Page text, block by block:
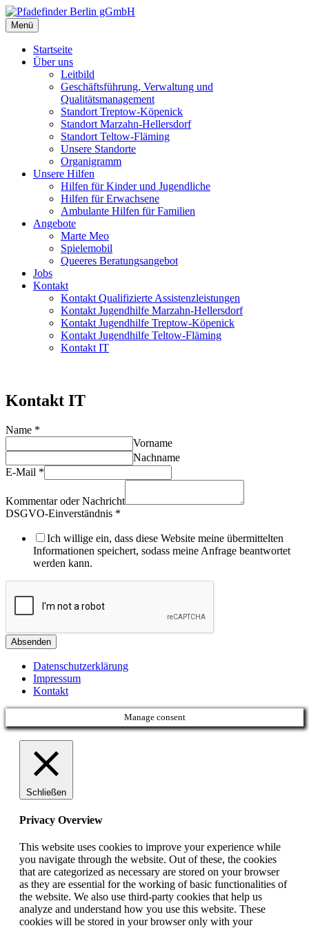
Zum
Inhalt
springen
Ambulante Hilfen für Kinder, Jugendliche und Familien
Pfadefinder Berlin gGmbH
Menü
Startseite
Über uns
Leitbild
Geschäftsführung, Verwaltung und
Qualitätsmanagement
Standort Treptow-Köpenick
Standort Marzahn-Hellersdorf
Standort Teltow-Fläming
Unsere Standorte
Organigramm
Unsere Hilfen
Hilfen für Kinder und Jugendliche
Hilfen für Erwachsene
Ambulante Hilfen für Familien
Angebote
Marte Meo
Spielemobil
Queeres Beratungsangebot
Jobs
Kontakt
Kontakt Qualifizierte Assistenzleistungen
Kontakt Jugendhilfe Marzahn-Hellersdorf
Kontakt Jugendhilfe Treptow-Köpenick
Kontakt Jugendhilfe Teltow-Fläming
Kontakt IT
Kontakt IT
Name *
Vorname
Nachname
E-Mail *
Kommentar oder Nachricht
DSGVO-Einverständnis *
Ich willige ein, dass diese Website meine übermittelten
Informationen speichert, sodass meine Anfrage beantwortet
werden kann.
Absenden
Datenschutzerklärung
Impressum
Kontakt
Manage consent
Schließen
Privacy Overview
This website uses cookies to improve your experience while
you navigate through the website. Out of these, the cookies
that are categorized as necessary are stored on your browser
as they are essential for the working of basic functionalities of
the website. We also use third-party cookies that help us
analyze and understand how you use this website. These
cookies will be stored in your browser only with your